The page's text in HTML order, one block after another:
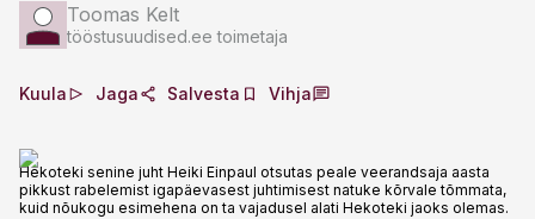
Toomas Kelt
tööstusuudised.ee toimetaja
Kuula Jaga Salvesta Vihja
Hekoteki senine juht Heiki Einpaul otsutas peale veerandsaja aasta
pikkust rabelemist igapäevasest juhtimisest natuke kõrvale tõmmata,
kuid nõukogu esimehena on ta vajadusel alati Hekoteki jaoks olemas.